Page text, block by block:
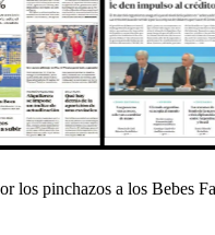
los pinchazos a los Bebes